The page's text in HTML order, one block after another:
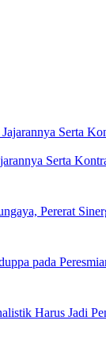
Serta
Pererat
pada
Harus Jadi